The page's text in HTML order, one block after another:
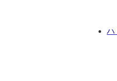
ハ
北